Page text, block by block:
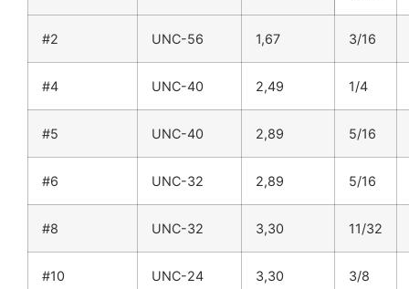
#2 UNC-56 1,67 3/16
#4 UNC-40 2,49 1/4
#5 UNC-40 2,89 5/16
#6 UNC-32 2,89 5/16
#8 UNC-32 3,30 11/32
#10 UNC-24 3,30 3/8